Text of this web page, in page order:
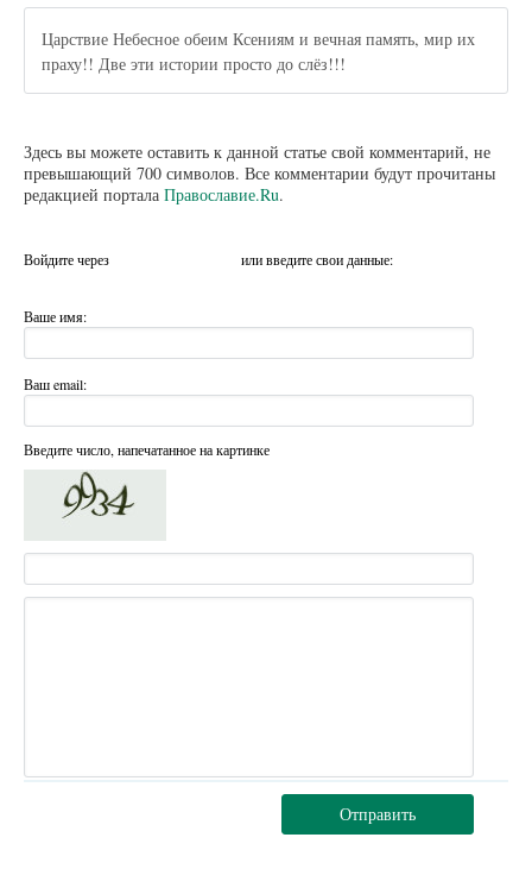
Царствие Небесное обеим Ксениям и вечная память, мир их
праху!! Две эти истории просто до слёз!!!
Здесь вы можете оставить к данной статье свой комментарий, не
превышающий 700 символов. Все комментарии будут прочитаны
редакцией портала Православие.Ru.
Войдите через или введите свои данные:
Ваше имя:
Ваш email:
Введите число, напечатанное на картинке
Отправить